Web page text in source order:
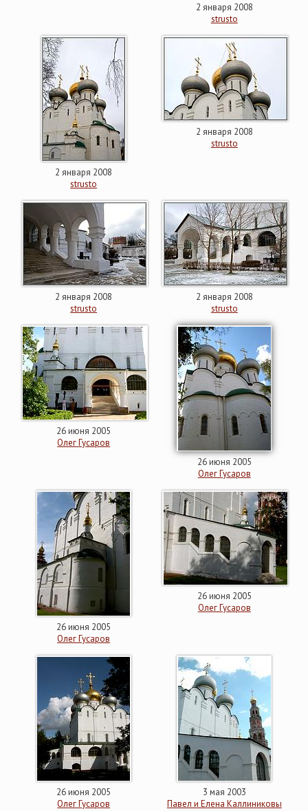
2 января 2008
strusto
2 января 2008
strusto
2 января 2008
strusto
2 января 2008
strusto
2 января 2008
strusto
26 июня 2005
Олег Гусаров
26 июня 2005
Олег Гусаров
26 июня 2005
Олег Гусаров
26 июня 2005
Олег Гусаров
26 июня 2005
Олег Гусаров
3 мая 2003
Павел и Елена Каллиниковы